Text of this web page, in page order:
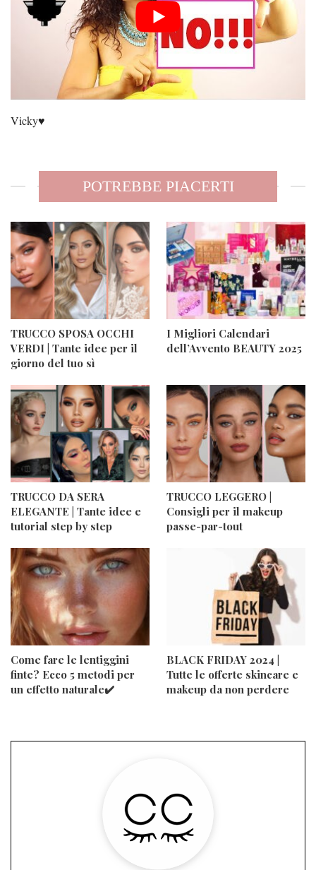
Vicky♥️
POTREBBE PIACERTI
TRUCCO SPOSA OCCHI
VERDI | Tante idee per il
giorno del tuo sì
I Migliori Calendari
dell’Avvento BEAUTY 2025
TRUCCO DA SERA
ELEGANTE | Tante idee e
tutorial step by step
TRUCCO LEGGERO |
Consigli per il makeup
passe-par-tout
Come fare le lentiggini
finte? Ecco 5 metodi per
un effetto naturale✔️
BLACK FRIDAY 2024 |
Tutte le offerte skincare e
makeup da non perdere